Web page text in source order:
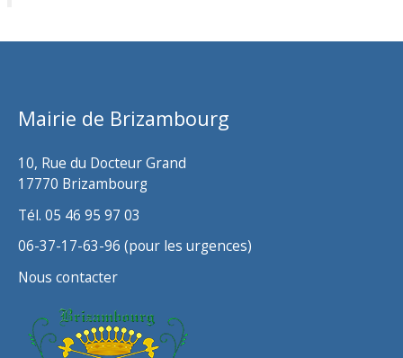
h
Mairie de Brizambourg
10, Rue du Docteur Grand
17770 Brizambourg
Tél. 05 46 95 97 03
06-37-17-63-96 (pour les urgences)
Nous contacter